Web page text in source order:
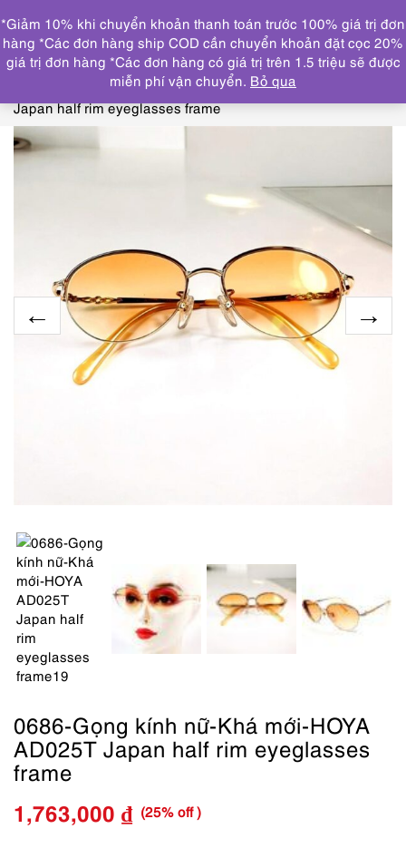
DANH MỤC
Trang chủ KÍNH MẮT
GỌNG KÍNH CŨ/ĐÃ SỬ
0686-Gọng kính nữ-Khá mới-HOYA AD025T
Japan half rim eyeglasses frame
0686-Gọng kính nữ-Khá mới-HOYA
AD025T Japan half rim eyeglasses
frame
Giá
1,763,000 ₫
Giá
(25% off )
*Giảm 10% khi chuyển khoản thanh toán trước 100% giá trị đơn
hàng *Các đơn hàng ship COD cần chuyển khoản đặt cọc 20%
giá trị đơn hàng *Các đơn hàng có giá trị trên 1.5 triệu sẽ được
miễn phí vận chuyển. Bỏ qua